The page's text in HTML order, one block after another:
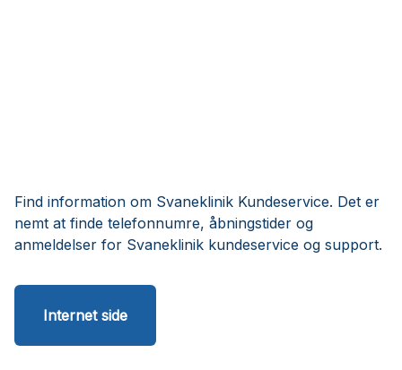
Find information om Svaneklinik Kundeservice. Det er
nemt at finde telefonnumre, åbningstider og
anmeldelser for Svaneklinik kundeservice og support.
Internet side